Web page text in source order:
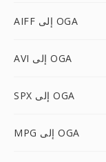
AIFF إلى OGA
AVI إلى OGA
SPX إلى OGA
MPG إلى OGA